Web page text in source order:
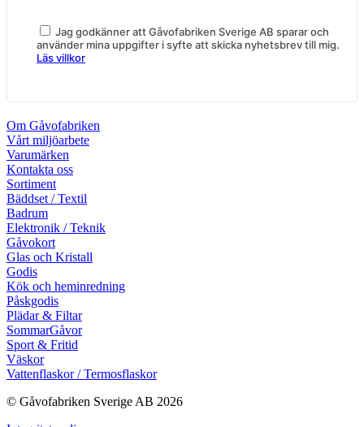
Jag godkänner att Gåvofabriken Sverige AB sparar och
använder mina uppgifter i syfte att skicka nyhetsbrev till mig.
Läs villkor
Om Gåvofabriken
Vårt miljöarbete
Varumärken
Kontakta oss
Sortiment
Bäddset / Textil
Badrum
Elektronik / Teknik
Gåvokort
Glas och Kristall
Godis
Kök och heminredning
Påskgodis
Plädar & Filtar
SommarGåvor
Sport & Fritid
Väskor
Vattenflaskor / Termosflaskor
© Gåvofabriken Sverige AB 2026